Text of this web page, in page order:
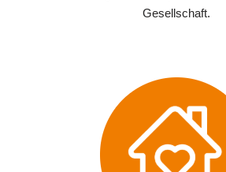
Gesellschaft.